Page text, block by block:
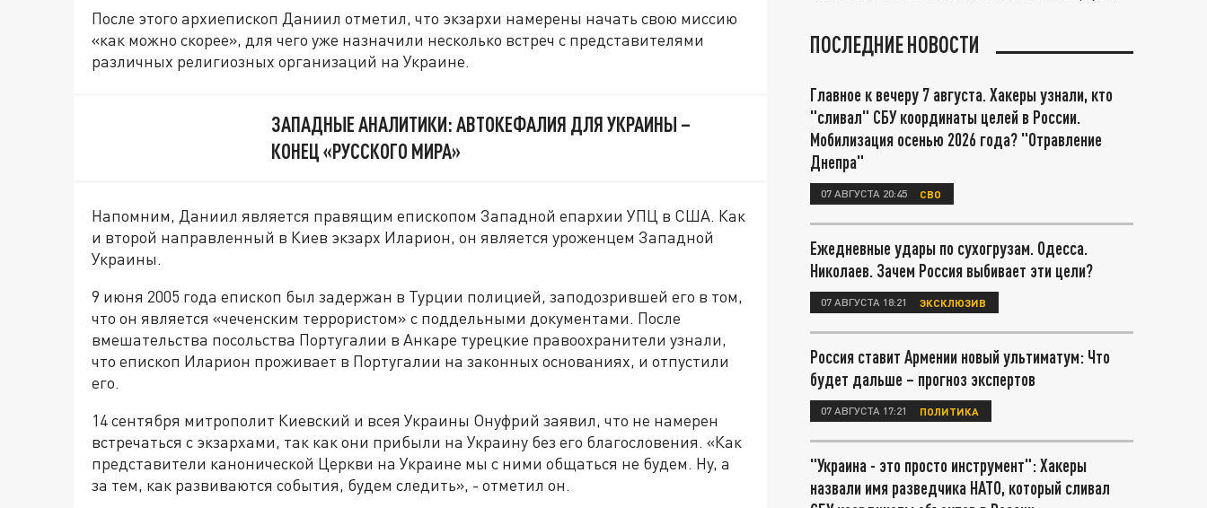
После этого архиепископ Даниил отметил, что экзархи намерены начать свою миссию
«как можно скорее», для чего уже назначили несколько встреч с представителями
различных религиозных организаций на Украине.
ЗАПАДНЫЕ АНАЛИТИКИ: АВТОКЕФАЛИЯ ДЛЯ УКРАИНЫ –
КОНЕЦ «РУССКОГО МИРА»
Напомним, Даниил является правящим епископом Западной епархии УПЦ в США. Как
и второй направленный в Киев экзарх Иларион, он является уроженцем Западной
Украины.
9 июня 2005 года епископ был задержан в Турции полицией, заподозрившей его в том,
что он является «чеченским террористом» с поддельными документами. После
вмешательства посольства Португалии в Анкаре турецкие правоохранители узнали,
что епископ Иларион проживает в Португалии на законных основаниях, и отпустили
его.
14 сентября митрополит Киевский и всея Украины Онуфрий заявил, что не намерен
встречаться с экзархами, так как они прибыли на Украину без его благословения. «Как
представители канонической Церкви на Украине мы с ними общаться не будем. Ну, а
за тем, как развиваются события, будем следить», - отметил он.
ПОСЛЕДНИЕ НОВОСТИ
Главное к вечеру 7 августа. Хакеры узнали, кто
"сливал" СБУ координаты целей в России.
Мобилизация осенью 2026 года? "Отравление
Днепра"
07 АВГУСТА 20:45 СВО
Ежедневные удары по сухогрузам. Одесса.
Николаев. Зачем Россия выбивает эти цели?
07 АВГУСТА 18:21 ЭКСКЛЮЗИВ
Россия ставит Армении новый ультиматум: Что
будет дальше – прогноз экспертов
07 АВГУСТА 17:21 ПОЛИТИКА
"Украина - это просто инструмент": Хакеры
назвали имя разведчика НАТО, который сливал